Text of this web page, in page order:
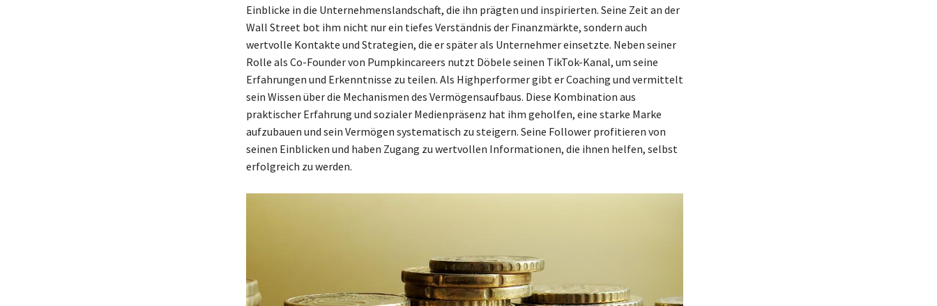
Einblicke in die Unternehmenslandschaft, die ihn prägten und inspirierten. Seine Zeit an der
Wall Street bot ihm nicht nur ein tiefes Verständnis der Finanzmärkte, sondern auch
wertvolle Kontakte und Strategien, die er später als Unternehmer einsetzte. Neben seiner
Rolle als Co-Founder von Pumpkincareers nutzt Döbele seinen TikTok-Kanal, um seine
Erfahrungen und Erkenntnisse zu teilen. Als Highperformer gibt er Coaching und vermittelt
sein Wissen über die Mechanismen des Vermögensaufbaus. Diese Kombination aus
praktischer Erfahrung und sozialer Medienpräsenz hat ihm geholfen, eine starke Marke
aufzubauen und sein Vermögen systematisch zu steigern. Seine Follower profitieren von
seinen Einblicken und haben Zugang zu wertvollen Informationen, die ihnen helfen, selbst
erfolgreich zu werden.